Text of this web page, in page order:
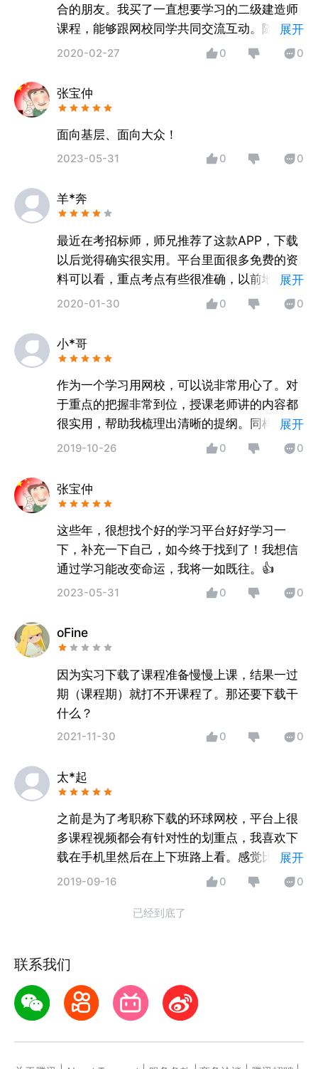
合的朋友。我买了一直想要学习的二级建造师
课程，能够跟网校同学共同交流互动。随时随
地拿出手机学习，有效的利用时间，非常有
展开
2020-02-27 0 0
张宝仲
面向基层、面向大众！
2023-05-31 0 0
羊*奔
最近在考招标师，师兄推荐了这款APP，下载
以后觉得确实很实用。平台里面很多免费的资
料可以看，重点考点有些很准确，以前地铁上
下班就是刷朋友圈，看新闻，现在可以随时学
行探讨。如果想考证呢，买点收费资料我觉得
也不贵，推荐一下。
展开
2020-01-30 0 0
小*哥
作为一个学习用网校，可以说非常用心了。对
于重点的把握非常到位，授课老师讲的内容都
很实用，帮助我梳理出清晰的提纲。同样和朋
友一起进修会计，明显感觉我的学习效果更好
流。大大减少了走弯路的可能。希望平台越做
越好。
展开
2019-10-26 0 0
张宝仲
这些年，很想找个好的学习平台好好学习一
下，补充一下自己，如今终于找到了！我想信
通过学习能改变命运，我将一如既往。👍
2023-05-31 0 0
oFine
因为实习下载了课程准备慢慢上课，结果一过
期（课程期）就打不开课程了。那还要下载干
什么？
2021-11-30 0 0
太*起
之前是为了考职称下载的环球网校，平台上很
多课程视频都会有针对性的划重点，我喜欢下
载在手机里然后在上下班路上看。感觉比自己
看书要省力很多，让我能够根据自己需要的专
网校。准备再在上面学个会计。
展开
2019-09-16 0 0
已经到底了
联系我们